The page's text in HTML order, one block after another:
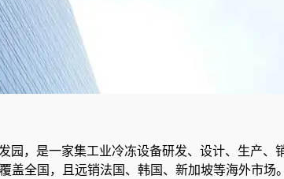
，是一家集工业冷冻设备研发、设计、生产、
全国，且远销法国、韩国、新加坡等海外市场。